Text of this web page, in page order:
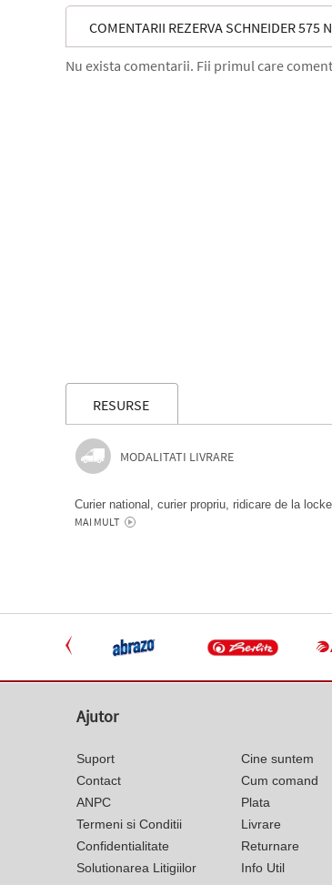
COMENTARII REZERVA SCHNEIDER 575
Nu exista comentarii. Fii primul care
RESURSE
MODALITATI LIVRARE
Curier national, curier propriu, ridicare de la
MAI MULT
Ajutor
Suport
Contact
ANPC
Termeni si Conditii
Confidentialitate
Solutionarea Litigiilor
Cine suntem
Cum comand
Plata
Livrare
Returnare
Info Util